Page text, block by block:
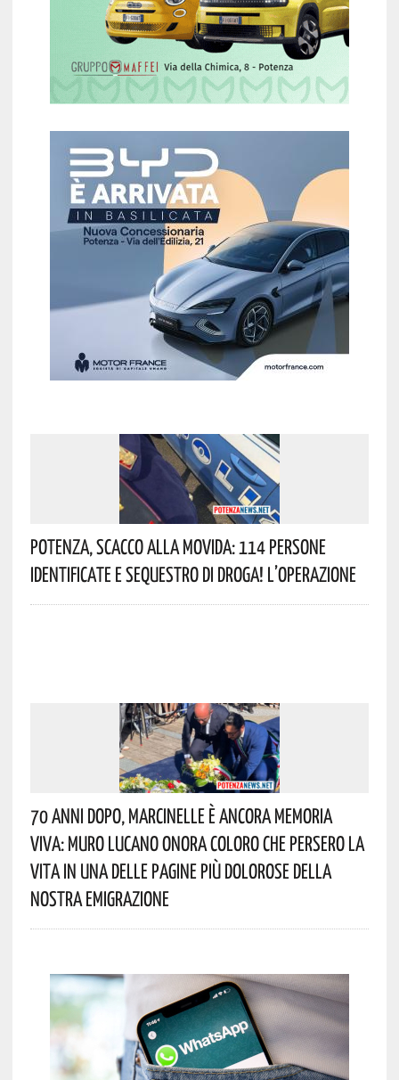
Potenza, Scacco Alla Movida: 114 Persone
Identificate E Sequestro Di Droga! L’operazione
70 Anni Dopo, Marcinelle È Ancora Memoria
Viva: Muro Lucano Onora Coloro Che Persero La
Vita In Una Delle Pagine Più Dolorose Della
Nostra Emigrazione